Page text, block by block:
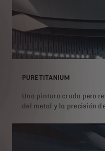
PURE TITANIUM
Una pintura cruda pero
del metal y la precisión